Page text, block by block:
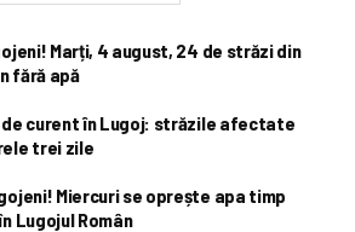
Marți, 4 august, 24 de străzi din
fără apă
curent în Lugoj: străzile afectate
trei zile
Miercuri se oprește apa timp
Lugojul Român